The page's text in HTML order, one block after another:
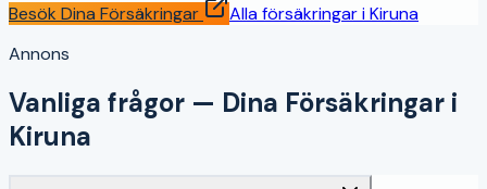
Besök Dina Försäkringar Alla försäkringar iKiruna
Annons
Vanliga frågor — Dina Försäkringar i
Kiruna